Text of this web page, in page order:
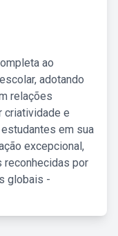
ao
adotando
relações
criatividade e
em sua
excepcional,
reconhecidas por
globais -